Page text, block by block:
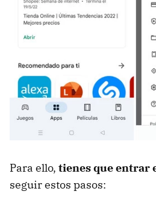
Para ello, tienes que entrar
seguir estos pasos: